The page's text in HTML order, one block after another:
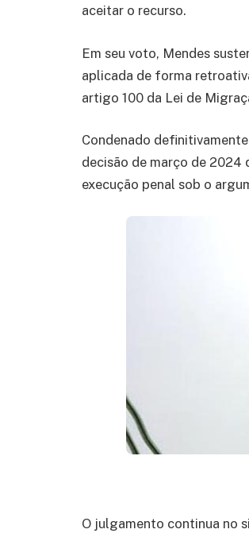
aceitar o recurso.
Em seu voto, Mendes
aplicada de forma
artigo 100 da Lei de
Condenado
decisão de março de 2024
execução penal sob o
O julgamento continua no